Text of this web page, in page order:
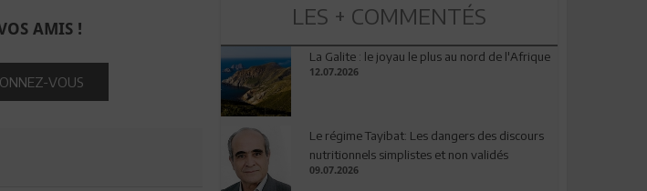
AMIS !
VOUS
LES + COMMENTÉS
La Galite : le joyau le plus au nord de l'Afrique
12.07.2026
Le régime Tayibat: Les dangers des discours
nutritionnels simplistes et non validés
09.07.2026